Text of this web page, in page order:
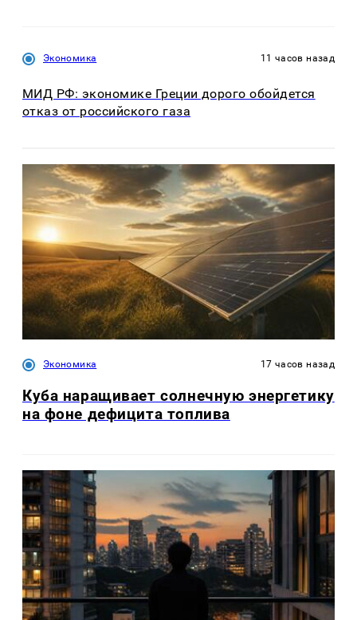
Экономика 11 часов назад
МИД РФ: экономике Греции дорого обойдется
отказ от российского газа
Экономика 17 часов назад
Куба наращивает солнечную энергетику
на фоне дефицита топлива